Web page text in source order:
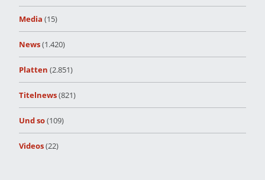
Media (15)
News(1.420)
Platten (2.851)
Titelnews(821)
Und so(109)
Videos(22)